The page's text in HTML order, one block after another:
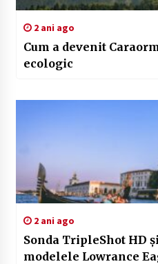
2 ani ago
Cum a devenit
ecologic
2 ani ago
Sonda TripleShot HD
modelele Lowrance